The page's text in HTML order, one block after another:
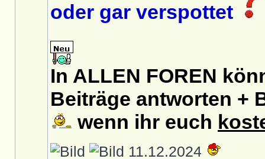
oder gar verspottet
In ALLEN FOREN
Beiträge antworten +
wenn ihr euch
11.12.2024